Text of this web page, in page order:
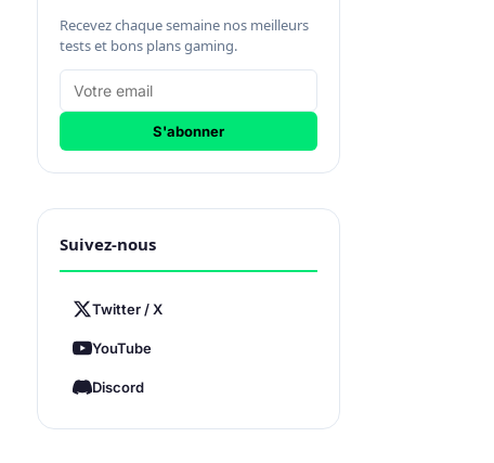
Recevez chaque semaine nos meilleurs
tests et bons plans gaming.
S'abonner
Suivez-nous
Twitter / X
YouTube
Discord